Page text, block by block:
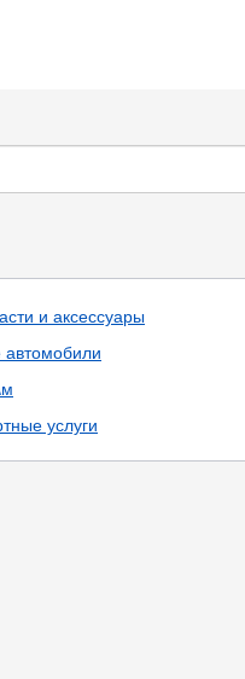
и аксессуары
автомобили
услуги